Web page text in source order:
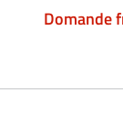
Domande